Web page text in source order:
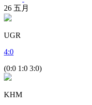
26 五月
UGR
4:0
(0:0 1:0 3:0)
KHM